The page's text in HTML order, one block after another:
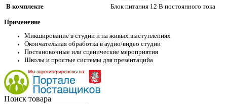
В комплекте
Блок питания 12 В постоянного тока
Применение
Микширование в студии и на живых выступлениях
Окончательная обработка в аудио/видео студии
Постановочные или сценические мероприятия
Школы и простые системы для презентацийa
Поиск товара